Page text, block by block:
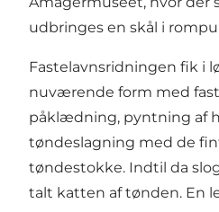
udbringes en skål i
Fastelavnsridningen fik i
nuværende form med
påklædning, pyntning af
tøndeslagning med de
tøndestokke. Indtil da
talt katten af tønden. En